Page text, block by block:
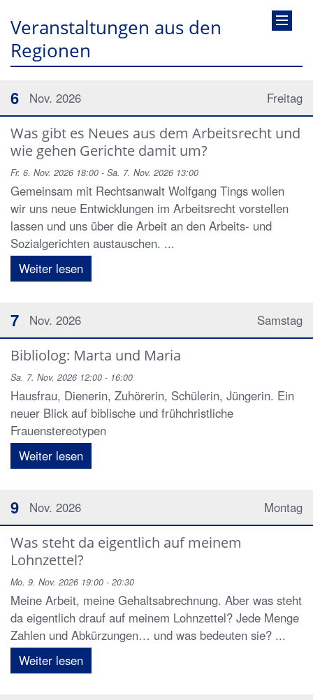
Veranstaltungen aus den
Regionen
Freitag
6 Nov. 2026
Was gibt es Neues aus dem Arbeitsrecht und
wie gehen Gerichte damit um?
Fr. 6. Nov. 2026 18:00 - Sa. 7. Nov. 2026 13:00
Gemeinsam mit Rechtsanwalt Wolfgang Tings wollen
wir uns neue Entwicklungen im Arbeitsrecht vorstellen
lassen und uns über die Arbeit an den Arbeits- und
Sozialgerichten austauschen. ...
Weiter lesen
Samstag
7 Nov. 2026
Bibliolog: Marta und Maria
Sa. 7. Nov. 2026 12:00 - 16:00
Hausfrau, Dienerin, Zuhörerin, Schülerin, Jüngerin. Ein
neuer Blick auf biblische und frühchristliche
Frauenstereotypen
Weiter lesen
Montag
9 Nov. 2026
Was steht da eigentlich auf meinem
Lohnzettel?
Mo. 9. Nov. 2026 19:00 - 20:30
Meine Arbeit, meine Gehaltsabrechnung. Aber was steht
da eigentlich drauf auf meinem Lohnzettel? Jede Menge
Zahlen und Abkürzungen… und was bedeuten sie? ...
Weiter lesen